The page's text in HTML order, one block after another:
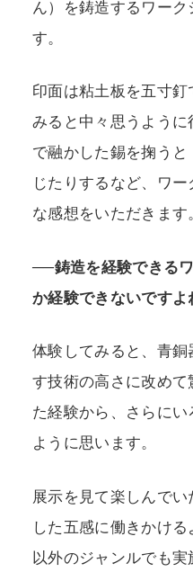
ん）を鋳造するワー
す。
印面は粘土板を五寸
みると中々思うよう
で融かした錫を掬う
じたりするなど、ワ
な感想をいただきます
──鋳造を経験できる
か経験できないですよ
体験してみると、青
す技術の高さに改め
た経験から、さらに
ように思います。
展示を見て楽しんで
した五感に働きかけ
以外のジャンルでも実